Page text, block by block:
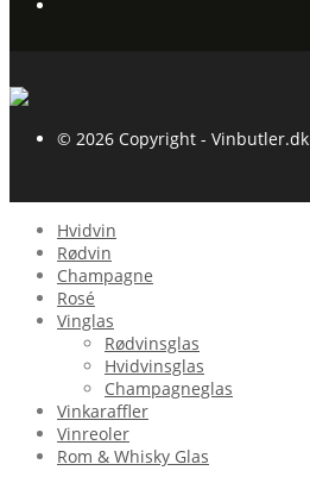
© 2026 Copyright - Vinbutler.dk
Hvidvin
Rødvin
Champagne
Rosé
Vinglas
Rødvinsglas
Hvidvinsglas
Champagneglas
Vinkaraffler
Vinreoler
Rom & Whisky Glas